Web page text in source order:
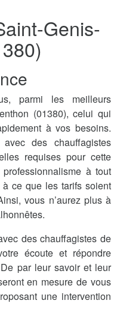
Genis-
parmi les meilleurs
(01380), celui qui
à vos besoins.
des chauffagistes
requises pour cette
à tout
ce que les tarifs soient
vous n’aurez plus à
des chauffagistes de
écoute et répondre
par leur savoir et leur
en mesure de vous
une intervention